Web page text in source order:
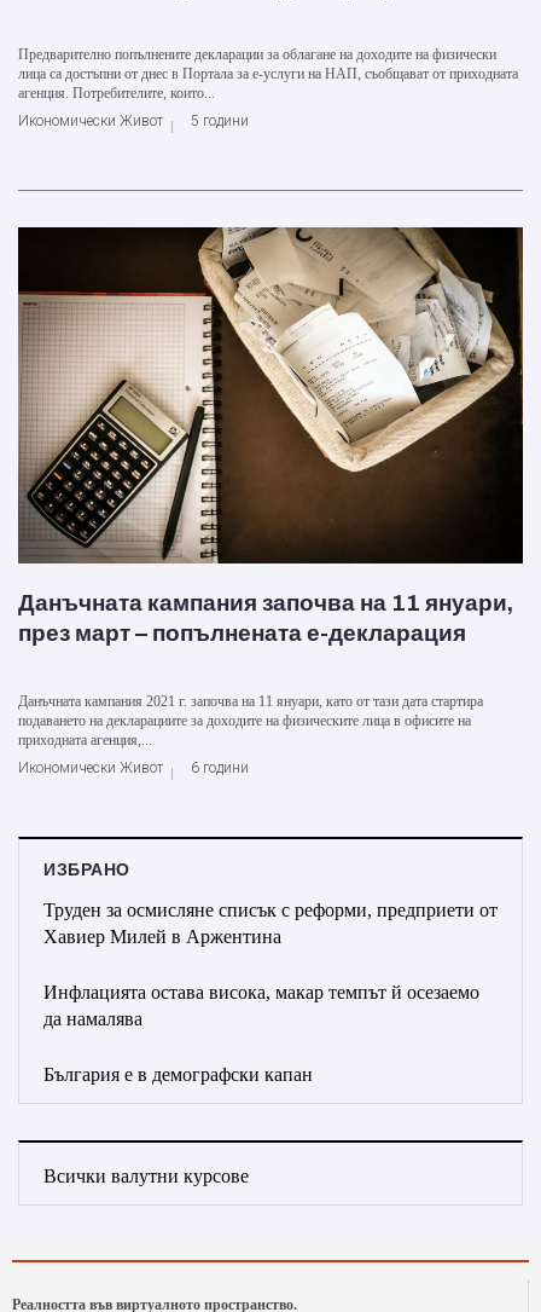
Предварително попълнените декларации за облагане на доходите на физически
лица са достъпни от днес в Портала за е-услуги на НАП, съобщават от приходната
агенция. Потребителите, които...
Икономически Живот
5 години
Данъчната кампания започва на 11 януари,
през март – попълнената е-декларация
Данъчната кампания 2021 г. започва на 11 януари, като от тази дата стартира
подаването на декларациите за доходите на физическите лица в офисите на
приходната агенция,...
Икономически Живот
6 години
ИЗБРАНО
Труден за осмисляне списък с реформи, предприети от
Хавиер Милей в Аржентина
Инфлацията остава висока, макар темпът й осезаемо
да намалява
България е в демографски капан
Всички валутни курсове
Реалността във виртуалното пространство.